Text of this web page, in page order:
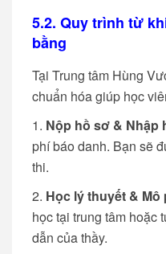
5.2. Quy trình từ
bằng
Tại Trung tâm Hùng
chuẩn hóa giúp học
Nộp hồ sơ & Nhập
phí báo danh. Bạn sẽ
thi.
Học lý thuyết & Mô
học tại trung tâm hoặc
dẫn của thầy.